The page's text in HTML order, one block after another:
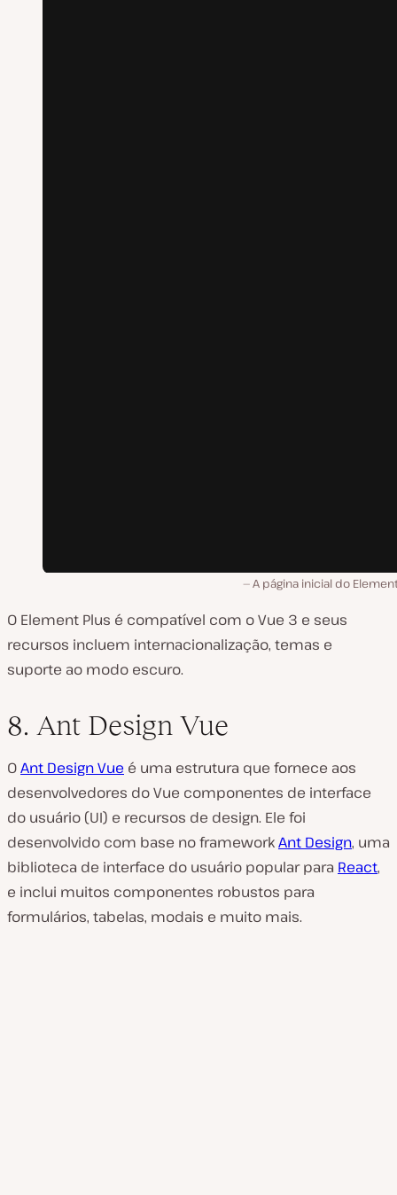
A página inicial do
O Element Plus é compatível com o Vue 3 e seus
recursos incluem internacionalização, temas e
suporte ao modo escuro.
8. Ant Design Vue
OAnt Design Vue é uma estrutura que fornece aos
desenvolvedores do Vue componentes de interface
do usuário (UI) e recursos de design. Ele foi
desenvolvido com base no frameworkAnt Design, uma
biblioteca de interface do usuário popular para React,
e inclui muitos componentes robustos para
formulários, tabelas, modais e muito mais.